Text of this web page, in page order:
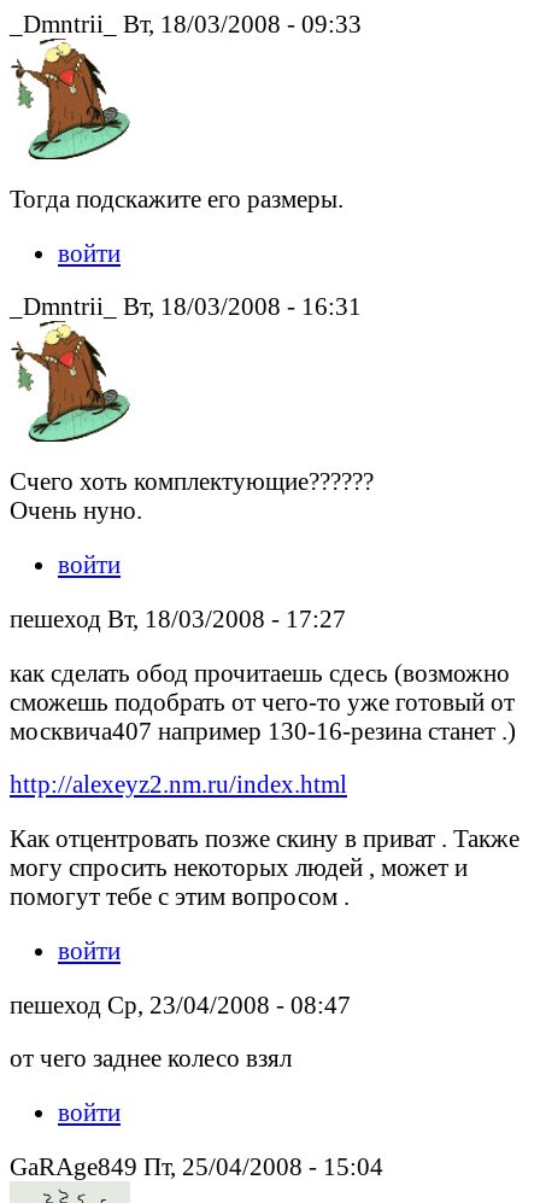
_Dmntrii_ Вт, 18/03/2008 - 09:33
Тогда подскажите его размеры.
войти
_Dmntrii_ Вт, 18/03/2008 - 16:31
Счего хоть комплектующие??????
Очень нуно.
войти
пешеход Вт, 18/03/2008 - 17:27
как сделать обод прочитаешь сдесь (возможно
сможешь подобрать от чего-то уже готовый от
москвича407 например 130-16-резина станет .)
http://alexeyz2.nm.ru/index.html
Как отцентровать позже скину в приват . Также
могу спросить некоторых людей , может и
помогут тебе с этим вопросом .
войти
пешеход Ср, 23/04/2008 - 08:47
от чего заднее колесо взял
войти
GaRAge849 Пт, 25/04/2008 - 15:04